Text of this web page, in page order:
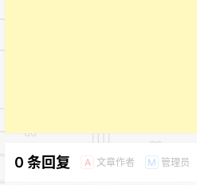
0 条回复 A 文章作者 M 管理员